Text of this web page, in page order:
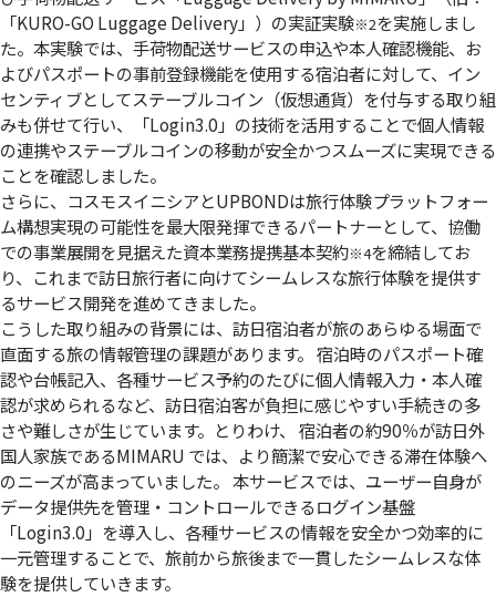
「KURO-GO Luggage Delivery」）の実証実験※2を実施しまし
た。本実験では、手荷物配送サービスの申込や本人確認機能、お
よびパスポートの事前登録機能を使用する宿泊者に対して、イン
センティブとしてステーブルコイン（仮想通貨）を付与する取り組
みも併せて行い、「Login3.0」の技術を活用することで個人情報
の連携やステーブルコインの移動が安全かつスムーズに実現できる
ことを確認しました。
さらに、コスモスイニシアとUPBONDは旅行体験プラットフォー
ム構想実現の可能性を最大限発揮できるパートナーとして、協働
での事業展開を見据えた資本業務提携基本契約※4を締結してお
り、これまで訪日旅行者に向けてシームレスな旅行体験を提供す
るサービス開発を進めてきました。
こうした取り組みの背景には、訪日宿泊者が旅のあらゆる場面で
直面する旅の情報管理の課題があります。 宿泊時のパスポート確
認や台帳記入、各種サービス予約のたびに個人情報入力・本人確
認が求められるなど、訪日宿泊客が負担に感じやすい手続きの多
さや難しさが生じています。とりわけ、 宿泊者の約90％が訪日外
国人家族であるMIMARU では、より簡潔で安心できる滞在体験へ
のニーズが高まっていました。 本サービスでは、ユーザー自身が
データ提供先を管理・コントロールできるログイン基盤
「Login3.0」を導入し、各種サービスの情報を安全かつ効率的に
一元管理することで、旅前から旅後まで一貫したシームレスな体
験を提供していきます。